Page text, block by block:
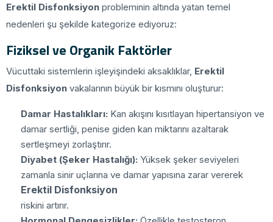
Erektil Disfonksiyon probleminin altında yatan temel
nedenleri şu şekilde kategorize ediyoruz:
Fiziksel ve Organik Faktörler
Vücuttaki sistemlerin işleyişindeki aksaklıklar, Erektil
Disfonksiyon vakalarının büyük bir kısmını oluşturur:
Damar Hastalıkları: Kan akışını kısıtlayan hipertansiyon ve
damar sertliği, penise giden kan miktarını azaltarak
sertleşmeyi zorlaştırır.
Diyabet (Şeker Hastalığı): Yüksek şeker seviyeleri
zamanla sinir uçlarına ve damar yapısına zarar vererek
Erektil Disfonksiyon
riskini artırır.